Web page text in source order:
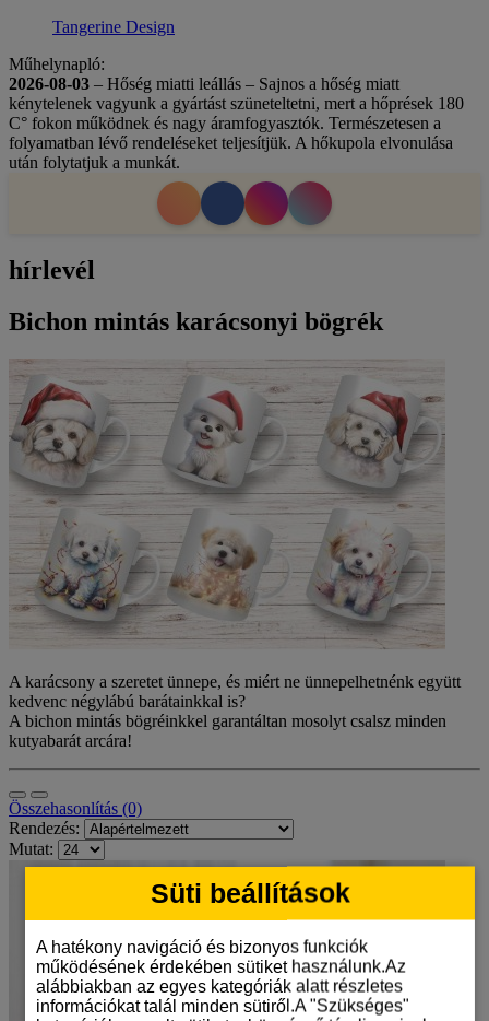
Tangerine Design
Műhelynapló:
2026-08-03 – Hőség miatti leállás – Sajnos a hőség miatt
kénytelenek vagyunk a gyártást szüneteltetni, mert a hőprések 180
C° fokon működnek és nagy áramfogyasztók. Természetesen a
folyamatban lévő rendeléseket teljesítjük. A hőkupola elvonulása
után folytatjuk a munkát.
hírlevél
Bichon mintás karácsonyi bögrék
A karácsony a szeretet ünnepe, és miért ne ünnepelhetnénk együtt
kedvenc négylábú barátainkkal is?
A bichon mintás bögréinkkel garantáltan mosolyt csalsz minden
kutyabarát arcára!
Összehasonlítás (0)
Rendezés:
Mutat:
Süti beállítások
A hatékony navigáció és bizonyos funkciók
működésének érdekében sütiket használunk.Az
alábbiakban az egyes kategóriák alatt részletes
információkat talál minden sütiről.A "Szükséges"